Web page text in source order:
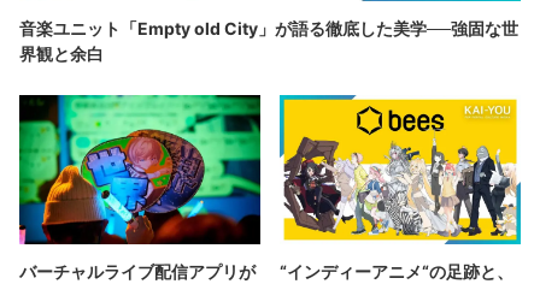
音楽ユニット「Empty old City」が語る徹底した美学──強固な世
界観と余白
バーチャルライブ配信アプリが
“インディーアニメ“の足跡と、